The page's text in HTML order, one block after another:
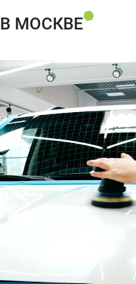
В МОСКВЕ